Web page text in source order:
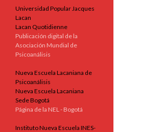
Universidad Popular Jacques
Lacan
Lacan Quotidienne
Publicación digital de la
Asociación Mundial de
Psicoanálisis
Nueva Escuela Lacaniana de
Psicoanálisis
Nueva Escuela Lacaniana
Sede Bogotá
Página de la NEL - Bogotá
Instituto Nueva Escuela INES-